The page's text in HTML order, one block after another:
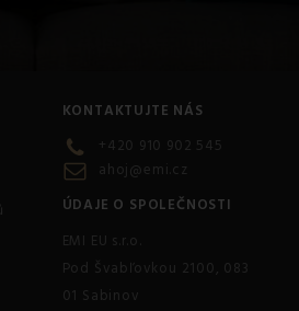
KONTAKTUJTE NÁS
+420 910 902 545
ahoj@emi.cz
ÚDAJE O SPOLEČNOSTI
EMI EU s.r.o.
Pod Švabľovkou 2100, 083
01 Sabinov